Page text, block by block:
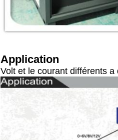
Application
Volt et le courant différents